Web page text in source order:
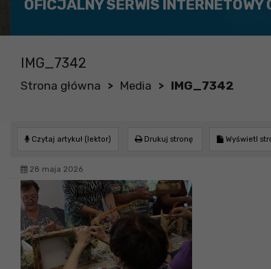
OFICJALNY SERWIS INTERNETOWY
IMG_7342
Strona główna > Media > IMG_7342
Czytaj artykuł (lektor) Drukuj stronę Wyświetl
28 maja 2026